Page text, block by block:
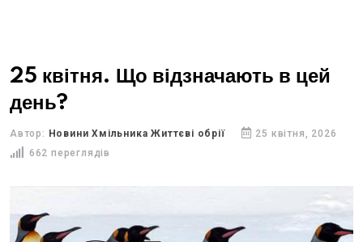
25 квітня. Що відзначають в цей
день?
Автор: Новини Хмільника Життєві обрії
25 квітня, 2026
662 переглядів